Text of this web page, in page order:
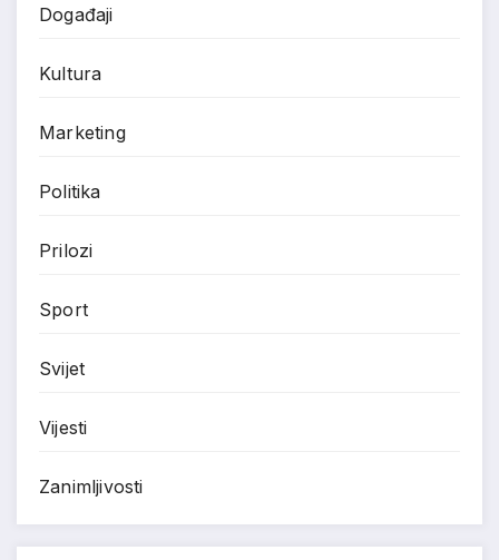
Događaji
Kultura
Marketing
Politika
Prilozi
Sport
Svijet
Vijesti
Zanimljivosti